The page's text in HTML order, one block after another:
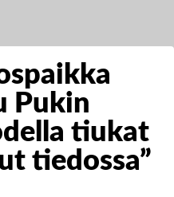
Pukin
tiukat
tiedossa”